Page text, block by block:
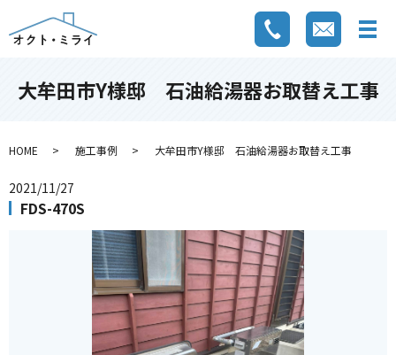
大牟田市Y様邸 石油給湯器お取替え工事
HOME 施工事例 大牟田市Y様邸 石油給湯器お取替え工事
2021/11/27
FDS-470S